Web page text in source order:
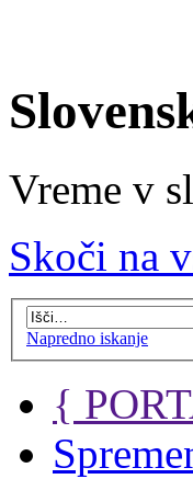
Vreme v
Skoči na
Napredno iskanje
{